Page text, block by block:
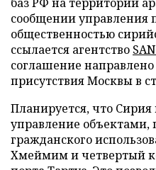
сообщении управления
общественностью
ссылается агентство
соглашение
присутствия Москвы в
Планируется, что Сирия
управление
гражданского
Хмеймим и четвертый